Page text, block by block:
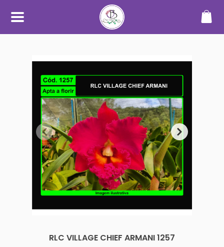
O Orquidário Bauru nasceu da
ornamentais, unindo
conhecimento, cuidado e
dedicação para oferecer uma
experiência diferenciada a quem
aprecia o mundo das plantas.
Trabalhamos com cultivo
próprio e seleção de espécies de
alta qualidade, sempre
priorizando plantas saudáveis,
bem desenvolvidas e com
informações claras no catálogo.
Nosso objetivo é tornar a compra
simples, segura e transparente —
desde a escolha até o
recebimento.
Além do catálogo online,
Bauru, onde plantas são
acompanhamento diário.
RLC VILLAGE CHIEF ARMANI 1257